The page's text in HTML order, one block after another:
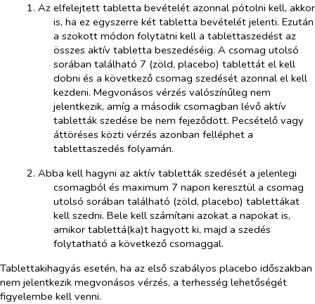
1. Az elfelejtett tabletta bevételét azonnal pótolni kell, akkor
is, ha ez egyszerre két tabletta bevételét jelenti. Ezután
a szokott módon folytatni kell a tablettaszedést az
összes aktív tabletta beszedéséig. A csomag utolsó
sorában található 7 (zöld, placebo) tablettát el kell
dobni és a következő csomag szedését azonnal el kell
kezdeni. Megvonásos vérzés valószínűleg nem
jelentkezik, amíg a második csomagban lévő aktív
tabletták szedése be nem fejeződött. Pecsételő vagy
áttöréses közti vérzés azonban felléphet a
tablettaszedés folyamán.
2. Abba kell hagyni az aktív tabletták szedését a jelenlegi
csomagból és maximum 7 napon keresztül a csomag
utolsó sorában található (zöld, placebo) tablettákat
kell szedni. Bele kell számítani azokat a napokat is,
amikor tablettá(ka)t hagyott ki, majd a szedés
folytatható a következő csomaggal.
Tablettakihagyás esetén, ha az első szabályos placebo időszakban
nem jelentkezik megvonásos vérzés, a terhesség lehetőségét
figyelembe kell venni.